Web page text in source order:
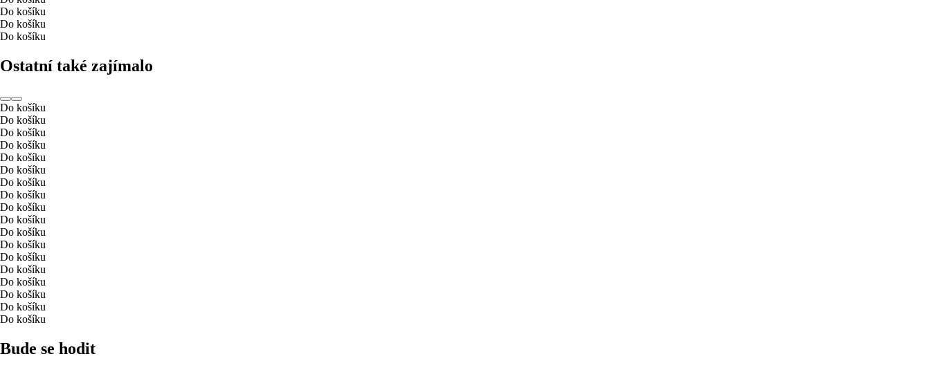
Do košíku
Do košíku
Do košíku
Ostatní také zajímalo
Do košíku
Do košíku
Do košíku
Do košíku
Do košíku
Do košíku
Do košíku
Do košíku
Do košíku
Do košíku
Do košíku
Do košíku
Do košíku
Do košíku
Do košíku
Do košíku
Do košíku
Do košíku
Bude se hodit